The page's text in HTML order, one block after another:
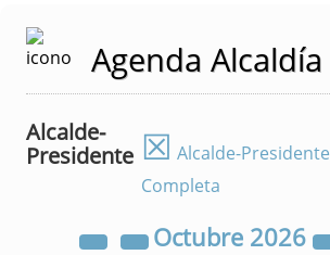
Agenda Alcaldía
Alcalde-
Presidente ☒ Alcalde-Presidente
Completa
Octubre 2026